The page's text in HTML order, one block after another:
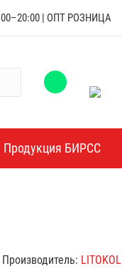
| ОПТ РОЗНИЦА
Продукция БИРСС
Производитель: LITOKOL